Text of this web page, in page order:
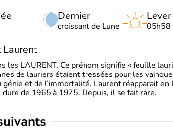
Dernier
croissant de Lune
Lever
05h58
Laurent
les LAURENT. Ce prénom signifie « feuille
de lauriers étaient tressées pour les
génie et de l’immortalité. Laurent réapparait en
dure de 1965 à 1975. Depuis, il se fait rare.